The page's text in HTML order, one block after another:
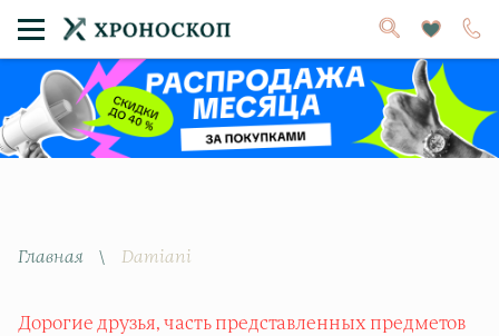
Главная \ Damiani
Дорогие друзья, часть представленных предметов